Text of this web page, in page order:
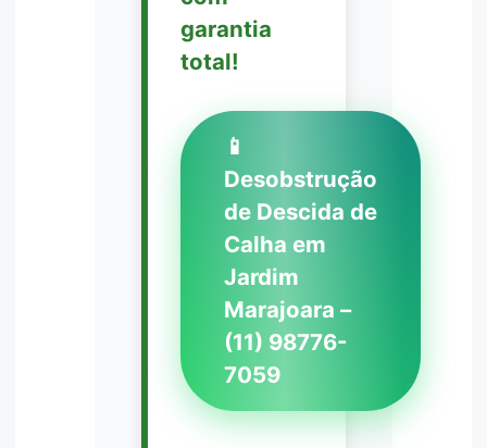
garantia
total!
📱
Desobstrução
de Descida de
Calha em
Jardim
Marajoara –
(11) 98776-
7059